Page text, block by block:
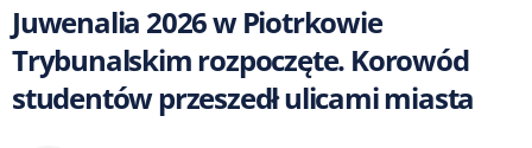
Juwenalia 2026 w Piotrkowie
Trybunalskim rozpoczęte. Korowód
studentów przeszedł ulicami miasta